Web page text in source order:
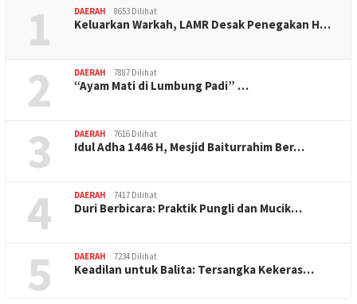
1 DAERAH 8653 Dilihat
Keluarkan Warkah, LAMR Desak Penegakan H…
2 DAERAH 7887 Dilihat
“Ayam Mati di Lumbung Padi” …
3 DAERAH 7616 Dilihat
Idul Adha 1446 H, Mesjid Baiturrahim Ber…
4 DAERAH 7417 Dilihat
Duri Berbicara: Praktik Pungli dan Mucik…
5 DAERAH 7234 Dilihat
Keadilan untuk Balita: Tersangka Kekeras…